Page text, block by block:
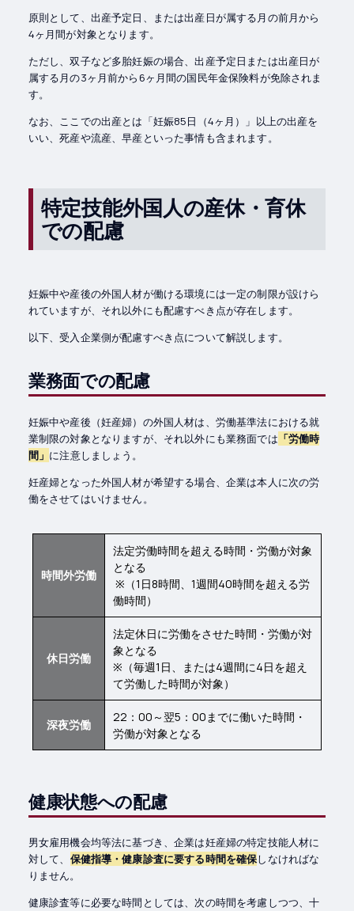
原則として、出産予定日、または出産日が属する月の前月から
4ヶ月間が対象となります。
ただし、双子など多胎妊娠の場合、出産予定日または出産日が
属する月の3ヶ月前から6ヶ月間の国民年金保険料が免除されま
す。
なお、ここでの出産とは「妊娠85日（4ヶ月）」以上の出産を
いい、死産や流産、早産といった事情も含まれます。
特定技能外国人の産休・育休
での配慮
妊娠中や産後の外国人材が働ける環境には一定の制限が設けら
れていますが、それ以外にも配慮すべき点が存在します。
以下、受入企業側が配慮すべき点について解説します。
業務面での配慮
妊娠中や産後（妊産婦）の外国人材は、労働基準法における就
業制限の対象となりますが、それ以外にも業務面では 「労働時
間」 に注意しましょう。
妊産婦となった外国人材が希望する場合、企業は本人に次の労
働をさせてはいけません。
時間外労働
法定労働時間を超える時間・労働が対象
となる
※（1日8時間、1週間40時間を超える労
働時間）
休日労働
法定休日に労働をさせた時間・労働が対
象となる
※（毎週1日、または4週間に4日を超え
て労働した時間が対象）
深夜労働
22：00～翌5：00までに働いた時間・
労働が対象となる
健康状態への配慮
男女雇用機会均等法に基づき、企業は妊産婦の特定技能人材に
対して、 保健指導・健康診査に要する時間を確保しなければな
りません。
健康診査等に必要な時間としては、次の時間を考慮しつつ、十